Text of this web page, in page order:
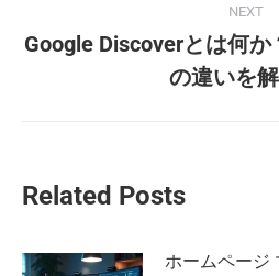
NEXT
Next
Google Discoverとは何
の違いを解
Related Posts
ホームページ